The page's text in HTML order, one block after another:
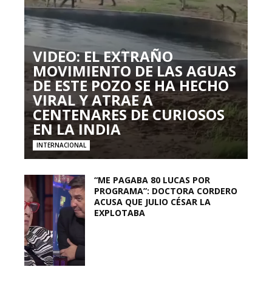
VIDEO: EL EXTRAÑO
MOVIMIENTO DE LAS AGUAS
DE ESTE POZO SE HA HECHO
VIRAL Y ATRAE A
CENTENARES DE CURIOSOS
EN LA INDIA
INTERNACIONAL
“ME PAGABA 80 LUCAS POR
PROGRAMA”: DOCTORA CORDERO
ACUSA QUE JULIO CÉSAR LA
EXPLOTABA